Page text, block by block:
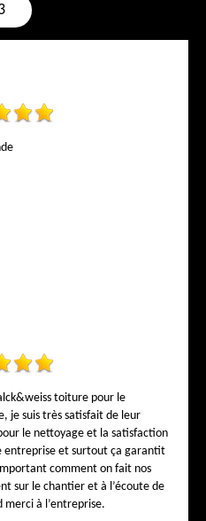
toiture pour le
je suis très satisfait de leur
le nettoyage et la satisfaction
entreprise et surtout ça garantit
comment on fait nos
sur le chantier et à l’écoute de
à l’entreprise.